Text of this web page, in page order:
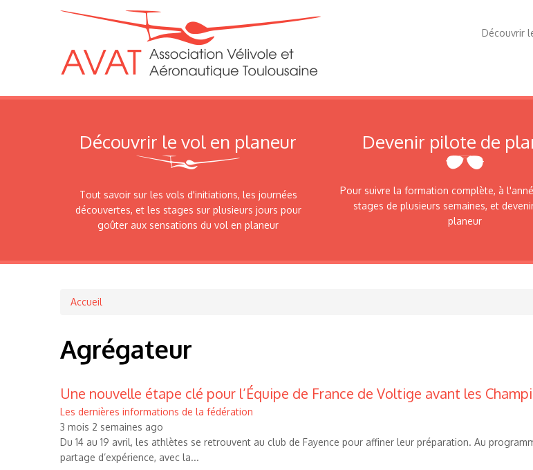
Découvrir
Découvrir le vol en planeur
Tout savoir sur les vols d'initiations, les journées
découvertes, et les stages sur plusieurs jours pour
goûter aux sensations du vol en planeur
Devenir pilote de
Pour suivre la formation complète, à
stages de plusieurs semaines, et
planeur
Fil
d'Ariane
Accueil
Agrégateur
Une nouvelle étape clé pour l’Équipe de France de Voltige avant les
Les dernières informations de la fédération
3 mois 2 semaines ago
Du 14 au 19 avril, les athlètes se retrouvent au club de Fayence pour affiner leur préparation. Au
partage d’expérience, avec la...